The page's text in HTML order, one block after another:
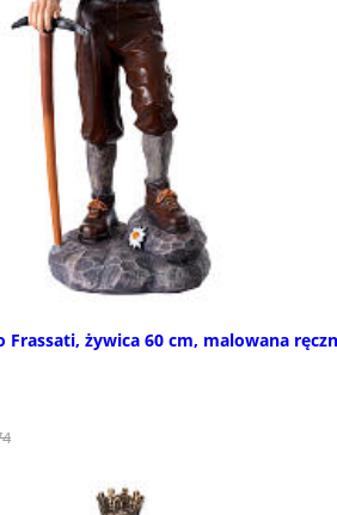
Frassati, żywica 60 cm, malowana